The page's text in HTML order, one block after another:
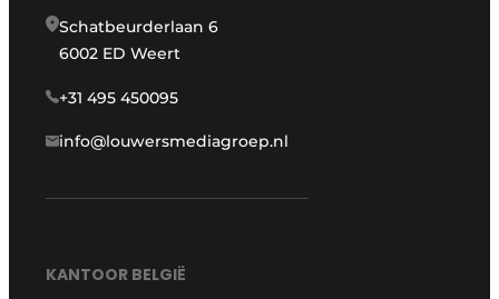
Schatbeurderlaan 6
6002 ED Weert
+31 495 450095
info@louwersmediagroep.nl
KANTOOR BELGIË